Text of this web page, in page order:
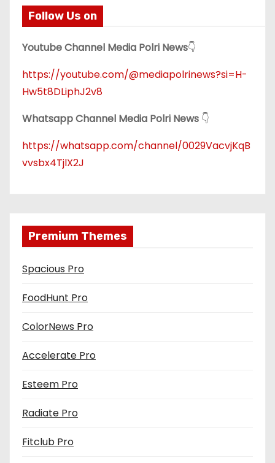
Follow Us on
Youtube Channel Media Polri News👇
https://youtube.com/@mediapolrinews?si=H-
Hw5t8DLiphJ2v8
Whatsapp Channel Media Polri News 👇
https://whatsapp.com/channel/0029VacvjKqB
vvsbx4TjlX2J
Premium Themes
Spacious Pro
FoodHunt Pro
ColorNews Pro
Accelerate Pro
Esteem Pro
Radiate Pro
Fitclub Pro